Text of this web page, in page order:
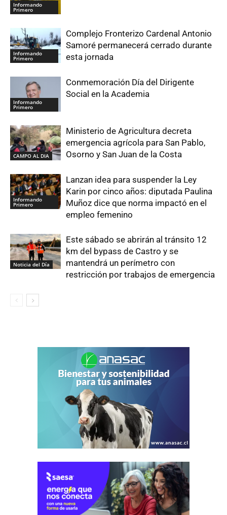
Informando
Primero
Informando
Primero
Complejo Fronterizo Cardenal Antonio
Samoré permanecerá cerrado durante
esta jornada
Informando
Primero
Conmemoración Día del Dirigente
Social en la Academia
CAMPO AL DIA
Ministerio de Agricultura decreta
emergencia agrícola para San Pablo,
Osorno y San Juan de la Costa
Informando
Primero
Lanzan idea para suspender la Ley
Karin por cinco años: diputada Paulina
Muñoz dice que norma impactó en el
empleo femenino
Noticia del Día
Este sábado se abrirán al tránsito 12
km del bypass de Castro y se
mantendrá un perímetro con
restricción por trabajos de emergencia